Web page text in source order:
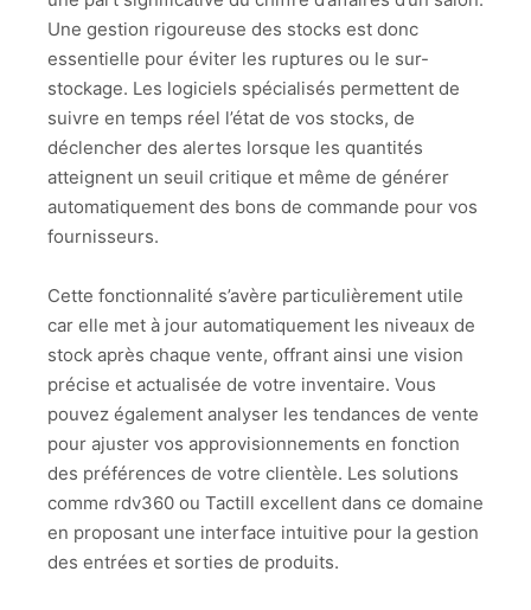
Une gestion rigoureuse des stocks est donc
essentielle pour éviter les ruptures ou le sur-
stockage. Les logiciels spécialisés permettent de
suivre en temps réel l’état de vos stocks, de
déclencher des alertes lorsque les quantités
atteignent un seuil critique et même de générer
automatiquement des bons de commande pour vos
fournisseurs.
Cette fonctionnalité s’avère particulièrement utile
car elle met à jour automatiquement les niveaux de
stock après chaque vente, offrant ainsi une vision
précise et actualisée de votre inventaire. Vous
pouvez également analyser les tendances de vente
pour ajuster vos approvisionnements en fonction
des préférences de votre clientèle. Les solutions
comme rdv360 ou Tactill excellent dans ce domaine
en proposant une interface intuitive pour la gestion
des entrées et sorties de produits.